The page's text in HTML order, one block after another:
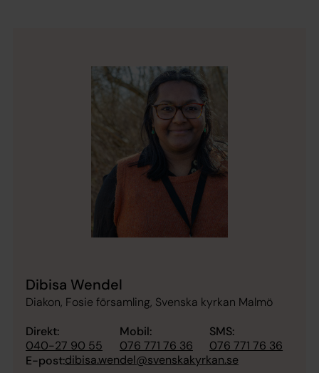
Dibisa Wendel
Diakon, Fosie församling, Svenska kyrkan Malmö
Direkt:
040-27 90 55
Mobil:
076 771 76 36
SMS:
076 771 76 36
E-post:dibisa.wendel@svenskakyrkan.se